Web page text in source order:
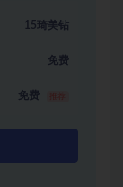
15琦美钻
免费
免费